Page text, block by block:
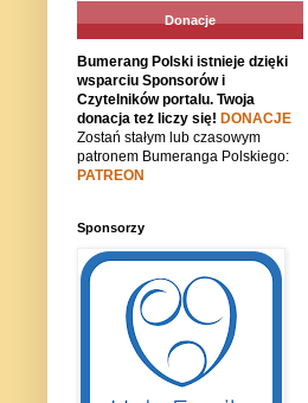
Donacje
Bumerang Polski istnieje dzięki
wsparciu Sponsorów i
Czytelników portalu. Twoja
donacja też liczy się! DONACJE
Zostań stałym lub czasowym
patronem Bumeranga Polskiego:
PATREON
Sponsorzy